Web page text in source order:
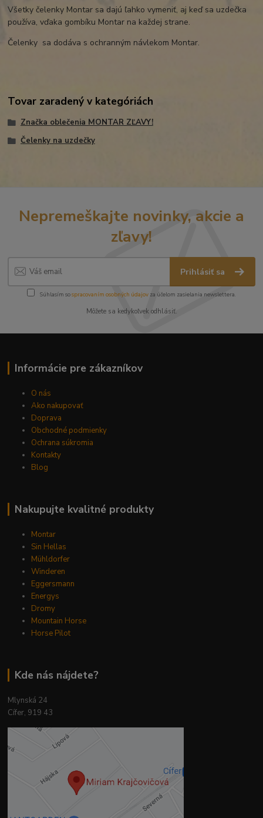
Všetky čelenky Montar sa dajú ľahko vymeniť, aj keď sa uzdečka
používa, vďaka gombíku Montar na každej strane.
Čelenky sa dodáva s ochranným návlekom Montar.
Tovar zaradený v kategóriách
Značka oblečenia MONTAR ZĽAVY!
Čelenky na uzdečky
Nepremeškajte novinky, akcie a
zľavy!
Prihlásiť sa
Súhlasím sospracovaním osobných údajov za účelom zasielania newslettera.
Môžete sa kedykoľvek odhlásiť.
Informácie pre zákazníkov
O nás
Ako nakupovať
Doprava
Obchodné podmienky
Ochrana súkromia
Kontakty
Blog
Nakupujte kvalitné produkty
Montar
Sin Hellas
Mühldorfer
Winderen
Eggersmann
Energys
Dromy
Mountain Horse
Horse Pilot
Kde nás nájdete?
Mlynská 24
Cífer, 919 43